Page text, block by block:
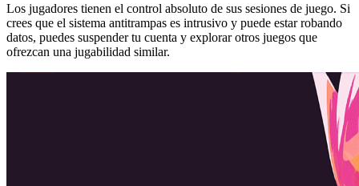
Los jugadores tienen el control absoluto de sus sesiones de juego. Si
crees que el sistema antitrampas es intrusivo y puede estar robando
datos, puedes suspender tu cuenta y explorar otros juegos que
ofrezcan una jugabilidad similar.